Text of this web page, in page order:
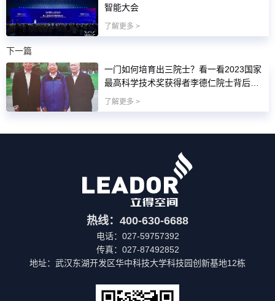
智能大会
了解更多 >
下一篇
一门如何培育出三院士？看一看2023国家
最高科学技术奖获得者李德仁院士背后家
族重视教育的优秀传统
了解更多 >
热线：400-630-6688
电话：027-59757392
传真：027-87492852
地址：武汉东湖开发区华中科技大学科技园创新基地12栋